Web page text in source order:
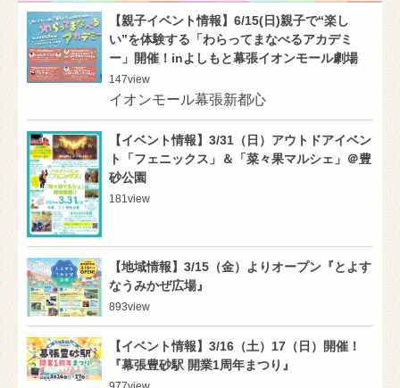
【親子イベント情報】6/15(日)親子で“楽し
い”を体験する「わらってまなべるアカデミ
ー」開催！inよしもと幕張イオンモール劇場
147view
イオンモール幕張新都心
【イベント情報】3/31（日）アウトドアイベン
ト「フェニックス」＆「菜々果マルシェ」＠豊
砂公園
181 view
【地域情報】3/15（金）よりオープン『とよす
なうみかぜ広場』
893view
【イベント情報】3/16（土）17（日）開催！
『幕張豊砂駅 開業1周年まつり』